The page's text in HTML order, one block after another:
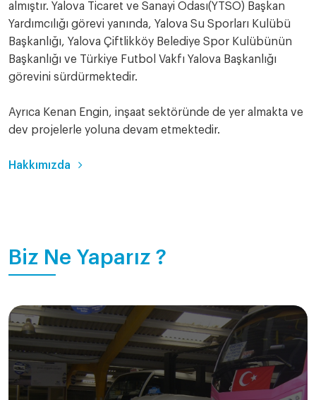
almıştır. Yalova Ticaret ve Sanayi Odası(YTSO) Başkan
Yardımcılığı görevi yanında, Yalova Su Sporları Kulübü
Başkanlığı, Yalova Çiftlikköy Belediye Spor Kulübünün
Başkanlığı ve Türkiye Futbol Vakfı Yalova Başkanlığı
görevini sürdürmektedir.
Ayrıca Kenan Engin, inşaat sektöründe de yer almakta ve
dev projelerle yoluna devam etmektedir.
Hakkımızda
Biz Ne Yaparız ?